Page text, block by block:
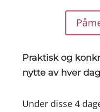
Praktisk og
nytte av hver
Under disse 4